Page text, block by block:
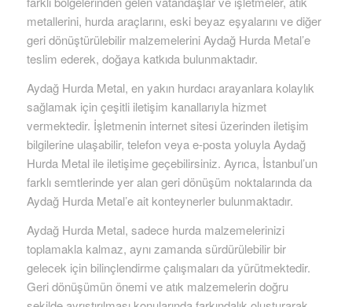
metallerini, hurda araçlarını, eski beyaz eşyalarını ve diğer
geri dönüştürülebilir malzemelerini Aydağ Hurda Metal’e
teslim ederek, doğaya katkıda bulunmaktadır.
Aydağ Hurda Metal, en yakın hurdacı arayanlara kolaylık
sağlamak için çeşitli iletişim kanallarıyla hizmet
vermektedir. İşletmenin internet sitesi üzerinden iletişim
bilgilerine ulaşabilir, telefon veya e-posta yoluyla Aydağ
Hurda Metal ile iletişime geçebilirsiniz. Ayrıca, İstanbul’un
farklı semtlerinde yer alan geri dönüşüm noktalarında da
Aydağ Hurda Metal’e ait konteynerler bulunmaktadır.
Aydağ Hurda Metal, sadece hurda malzemelerinizi
toplamakla kalmaz, aynı zamanda sürdürülebilir bir
gelecek için bilinçlendirme çalışmaları da yürütmektedir.
Geri dönüşümün önemi ve atık malzemelerin doğru